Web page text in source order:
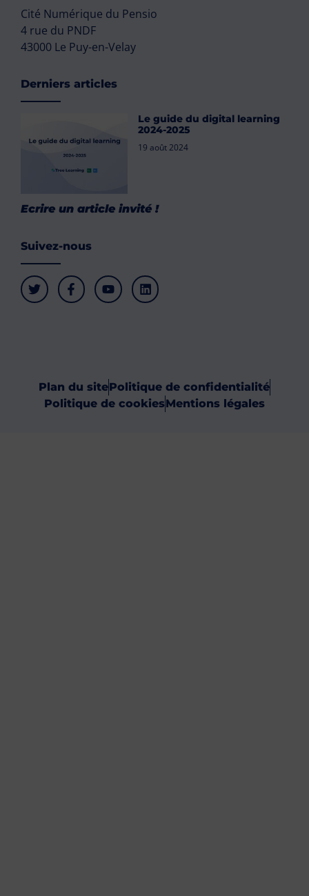
Cité Numérique du Pensio
4 rue du PNDF
43000 Le Puy-en-Velay
Derniers articles
Le guide du digital learning
2024-2025
19 août 2024
Ecrire un article invité !
Suivez-nous
Plan du sitePolitique de confidentialité
Politique de cookiesMentions légales